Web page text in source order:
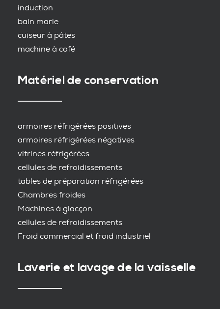
induction
bain marie
cuiseur à pâtes
machine à café
Matériel de conservation
armoires réfrigérées positives
armoires réfrigérées négatives
vitrines réfrigérées
cellules de refroidissements
tables de préparation réfrigérées
Chambres froides
Machines à glacçon
cellules de refroidissements
Froid commercial et froid industriel
Laverie et lavage de la vaisselle